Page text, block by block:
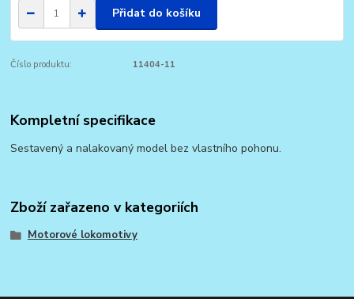
Přidat do košíku
Číslo produktu: 11404-11
Kompletní specifikace
Sestavený a nalakovaný model bez vlastního pohonu.
Zboží zařazeno v kategoriích
Motorové lokomotivy